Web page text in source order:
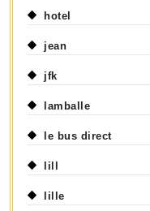
hotel
jean
jfk
lamballe
le bus direct
lill
lille